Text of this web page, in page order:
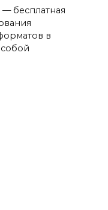
бесплатная
в